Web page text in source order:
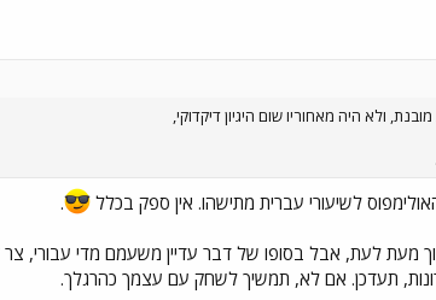
ולא היה מאחוריו שום היגיון דיקדוקי,
לשיעורי עברית מתישהו. אין ספק בכלל .
לעת, אבל בסופו של דבר עדיין משעמם מדי עבורי, צר
תעדכן. אם לא, תמשיך לשחק עם עצמך כהרגלך.